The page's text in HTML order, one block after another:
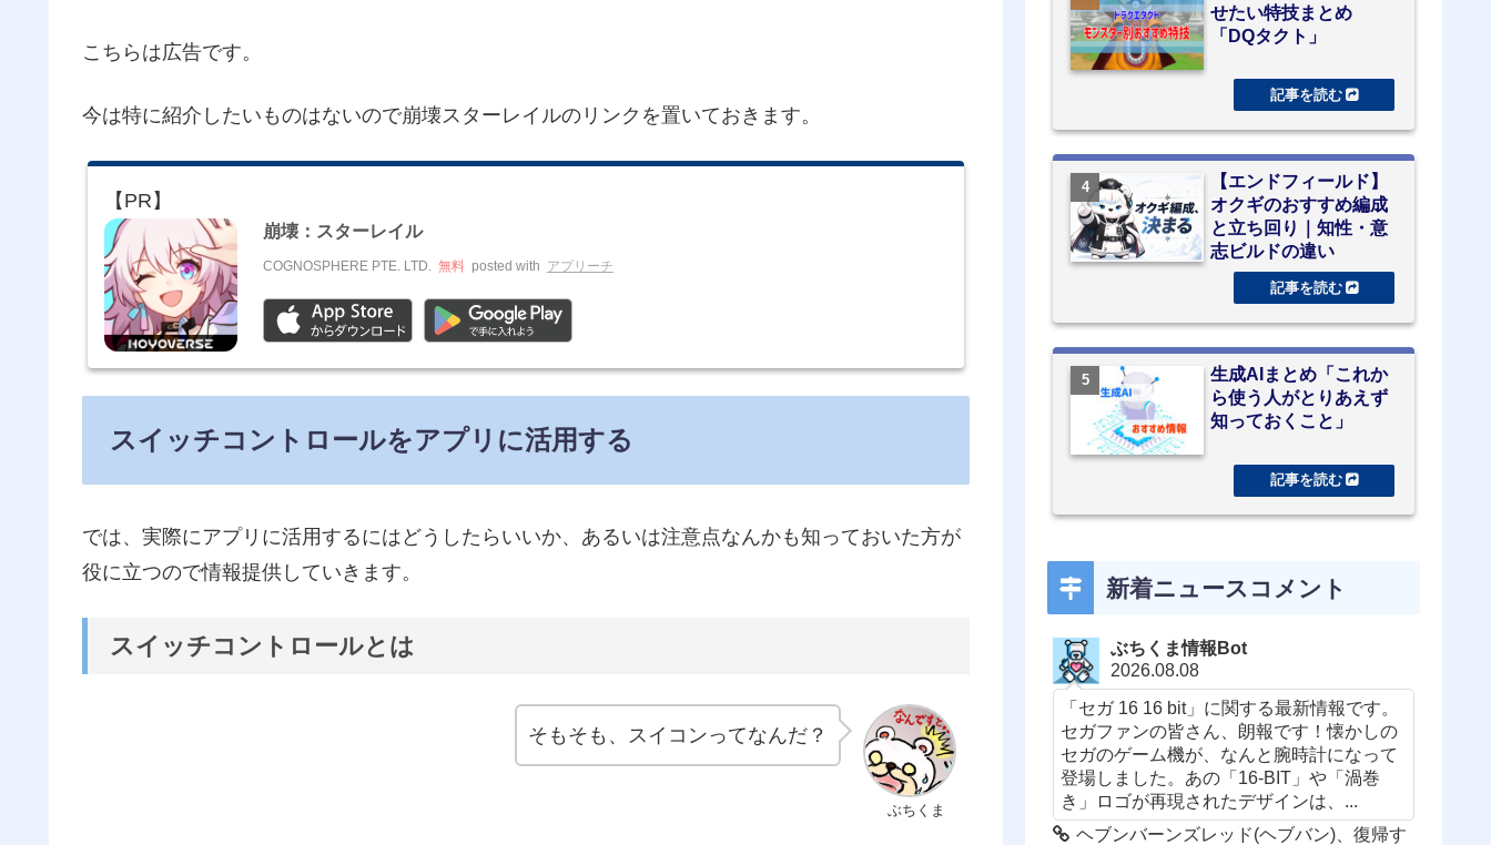
こちらは広告です。
今は特に紹介したいものはないので崩壊スターレイルのリンクを置いておきます。
崩壊：スターレイル
COGNOSPHERE PTE. LTD. 無料 posted with アプリーチ
スイッチコントロールをアプリに活用する
では、実際にアプリに活用するにはどうしたらいいか、あるいは注意点なんかも知っておいた方が
役に立つので情報提供していきます。
スイッチコントロールとは
ぶちくま
そもそも、スイコンってなんだ？
せたい特技まとめ
「DQタクト」
【エンドフィールド】
オクギのおすすめ編成
と立ち回り｜知性・意
志ビルドの違い
生成AIまとめ「これか
ら使う人がとりあえず
知っておくこと」
新着ニュースコメント
ぶちくま情報Bot
2026.08.08
「セガ 16 16 bit」に関する最新情報です。
セガファンの皆さん、朗報です！懐かしの
セガのゲーム機が、なんと腕時計になって
登場しました。あの「16-BIT」や「渦巻
き」ロゴが再現されたデザインは、...
ヘブンバーンズレッド(ヘブバン)、復帰す